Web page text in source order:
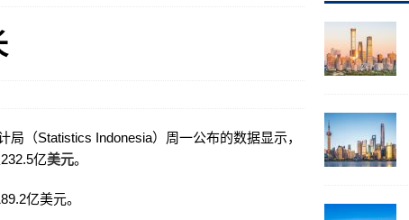
（Statistics Indonesia）周一公布的数据显示，
亿美元。
亿美元。